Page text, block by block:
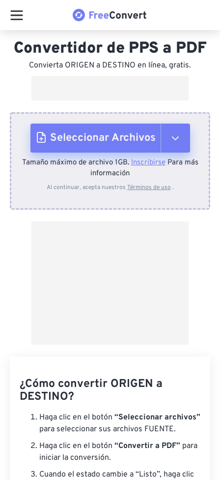
Convertidor de PPS a PDF
Convierta ORIGEN a DESTINO en línea, gratis.
Seleccionar Archivos
Desde el dispositivo
Tamaño máximo de archivo 1GB.InscribirsePara más
información
Al continuar, acepta nuestros Términos de uso .
¿Cómo convertir ORIGEN a
DESTINO?
Haga clic en el botón “Seleccionar archivos”
para seleccionar sus archivos FUENTE.
Haga clic en el botón “Convertir a PDF” para
iniciar la conversión.
Cuando el estado cambie a “Listo”, haga clic